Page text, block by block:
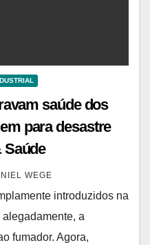
saúde dos
para desastre
Saúde
WEGE
introduzidos na
a
fumador. Agora,